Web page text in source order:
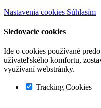
Nastavenia cookies Súhlasím
Sledovacie cookies
Ide o cookies používané
užívateľského komfortu,
využívaní webstránky.
Tracking Cookies